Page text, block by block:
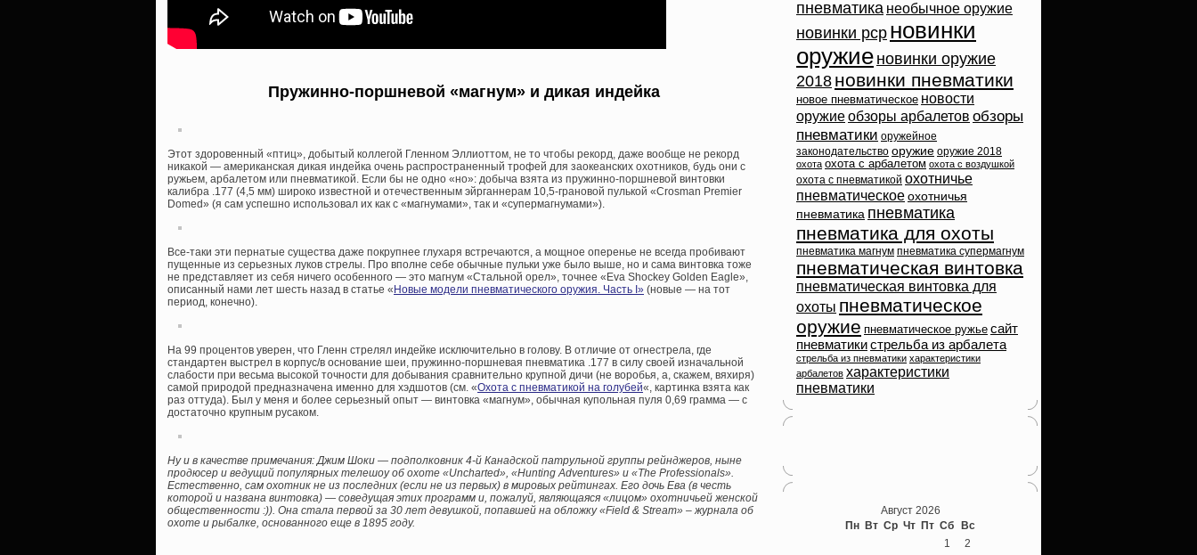
Пружинно-поршневой «магнум» и дикая индейка
Этот здоровенный «птиц», добытый коллегой Гленном Эллиоттом, не то чтобы рекорд, даже вообще не рекорд
никакой — американская дикая индейка очень распространенный трофей для заокеанских охотников, будь они с
ружьем, арбалетом или пневматикой. Если бы не одно «но»: добыча взята из пружинно-поршневой винтовки
калибра .177 (4,5 мм) широко известной и отечественным эйрганнерам 10,5-грановой пулькой «Crosman Premier
Domed» (я сам успешно использовал их как с «магнумами», так и «супермагнумами»).
Все-таки эти пернатые существа даже покрупнее глухаря встречаются, а мощное оперенье не всегда пробивают
пущенные из серьезных луков стрелы. Про вполне себе обычные пульки уже было выше, но и сама винтовка тоже
не представляет из себя ничего особенного — это магнум «Стальной орел», точнее «Eva Shockey Golden Eagle»,
описанный нами лет шесть назад в статье « Новые модели пневматического оружия. Часть I» (новые — на тот
период, конечно).
На 99 процентов уверен, что Гленн стрелял индейке исключительно в голову. В отличие от огнестрела, где
стандартен выстрел в корпус/в основание шеи, пружинно-поршневая пневматика .177 в силу своей изначальной
слабости при весьма высокой точности для добывания сравнительно крупной дичи (не воробья, а, скажем, вяхиря)
самой природой предназначена именно для хэдшотов (см. «Охота с пневматикой на голубей«, картинка взята как
раз оттуда). Был у меня и более серьезный опыт — винтовка «магнум», обычная купольная пуля 0,69 грамма — с
достаточно крупным русаком.
Ну и в качестве примечания: Джим Шоки — подполковник 4-й Канадской патрульной группы рейнджеров, ныне
продюсер и ведущий популярных телешоу об охоте «Uncharted», «Hunting Adventures» и «The Professionals».
Естественно, сам охотник не из последних (если не из первых) в мировых рейтингах. Его дочь Ева (в честь
которой и названа винтовка) — соведущая этих программ и, пожалуй, являющаяся «лицом» охотничьей женской
общественности :)). Она стала первой за 30 лет девушкой, попавшей на обложку «Field & Stream» – журнала об
охоте и рыбалке, основанного еще в 1895 году.
пневматика необычное оружие
новинки pcp новинки
оружие новинки оружие
2018 новинки пневматики
новое пневматическое новости
оружиеобзоры арбалетов обзоры
пневматики оружейное
законодательство оружие оружие 2018
охота охота с арбалетом охота с воздушкой
охота с пневматикой охотничье
пневматическое охотничья
пневматика пневматика
пневматика для охоты
пневматика магнум пневматика супермагнум
пневматическая винтовка
пневматическая винтовка для
охоты пневматическое
оружие пневматическое ружье сайт
пневматикистрельба из арбалета
стрельба из пневматики характеристики
арбалетов характеристики
пневматики
Август 2026
Пн Вт Ср Чт Пт Сб Вс
1
2